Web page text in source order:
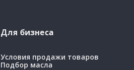
Для бизнеса
Условия продажи товаров
Подбор масла